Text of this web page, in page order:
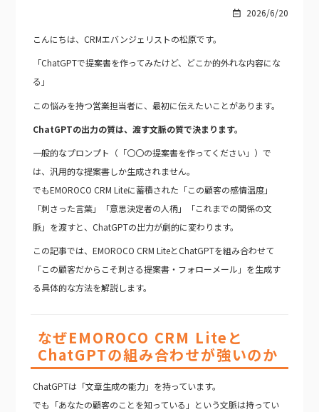
2026/6/20
こんにちは、CRMエバンジェリストの松原です。
「ChatGPTで提案書を作ってみたけど、どこか的外れな内容にな
る」
この悩みを持つ営業担当者に、最初に伝えたいことがあります。
ChatGPTの出力の質は、渡す文脈の質で決まります。
一般的なプロンプト（「〇〇の提案書を作ってください」）で
は、汎用的な提案書しか生成されません。
でもEMOROCO CRM Liteに蓄積された「この顧客の感情温度」
「刺さった言葉」「意思決定者の人柄」「これまでの関係の文
脈」を渡すと、ChatGPTの出力が劇的に変わります。
この記事では、EMOROCO CRM LiteとChatGPTを組み合わせて
「この顧客だからこそ刺さる提案書・フォローメール」を生成す
る具体的な方法を解説します。
なぜEMOROCO CRM Liteと
ChatGPTの組み合わせが強いのか
ChatGPTは「文章生成の能力」を持っています。
でも「あなたの顧客のことを知っている」という文脈は持ってい